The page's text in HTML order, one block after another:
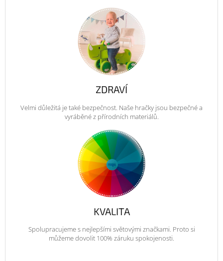
ZDRAVÍ
Velmi důležitá je také bezpečnost. Naše hračky jsou bezpečné a
vyráběné z přírodních materiálů.
KVALITA
Spolupracujeme s nejlepšími světovými značkami. Proto si
můžeme dovolit 100% záruku spokojenosti.